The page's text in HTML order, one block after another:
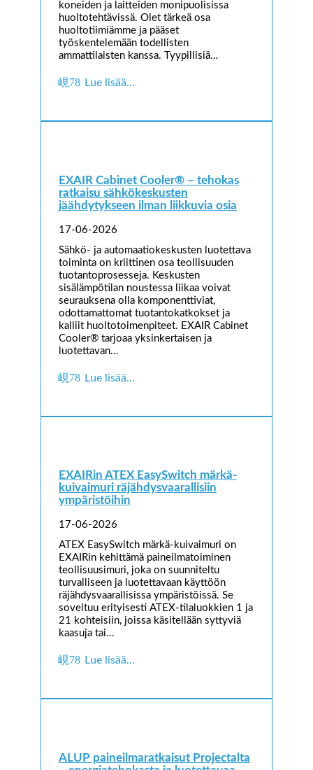
koneiden ja laitteiden monipuolisissa
huoltotehtävissä. Olet tärkeä osa
huoltotiimiämme ja pääset
työskentelemään todellisten
ammattilaisten kanssa. Tyypillisiä…
Lue lisää…
EXAIR Cabinet Cooler® – tehokas
ratkaisu sähkökeskusten
jäähdytykseen ilman liikkuvia osia
17-06-2026
Sähkö- ja automaatiokeskusten luotettava
toiminta on kriittinen osa teollisuuden
tuotantoprosesseja. Keskusten
sisälämpötilan noustessa liikaa voivat
seurauksena olla komponenttiviat,
odottamattomat tuotantokatkokset ja
kalliit huoltotoimenpiteet. EXAIR Cabinet
Cooler® tarjoaa yksinkertaisen ja
luotettavan…
Lue lisää…
EXAIRin ATEX EasySwitch märkä-
kuivaimuri räjähdysvaarallisiin
ympäristöihin
17-06-2026
ATEX EasySwitch märkä-kuivaimuri on
EXAIRin kehittämä paineilmatoiminen
teollisuusimuri, joka on suunniteltu
turvalliseen ja luotettavaan käyttöön
räjähdysvaarallisissa ympäristöissä. Se
soveltuu erityisesti ATEX-tilaluokkien 1 ja
21 kohteisiin, joissa käsitellään syttyviä
kaasuja tai…
Lue lisää…
ALUP paineilmaratkaisut Projectalta